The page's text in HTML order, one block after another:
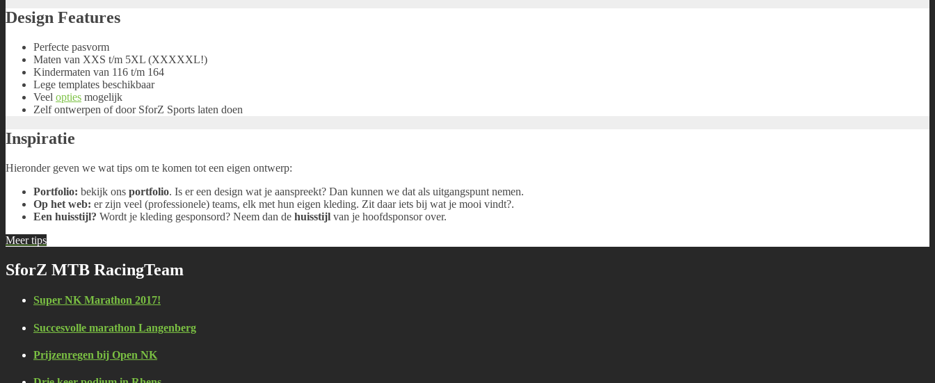
Design Features
Perfecte pasvorm
Maten van XXS t/m 5XL (XXXXXL!)
Kindermaten van 116 t/m 164
Lege templates beschikbaar
Veel opties mogelijk
Zelf ontwerpen of door SforZ Sports laten doen
Inspiratie
Hieronder geven we wat tips om te komen tot een eigen ontwerp:
Portfolio: bekijk ons portfolio. Is er een design wat je aanspreekt? Dan kunnen we dat als uitgangspunt nemen.
Op het web: er zijn veel (professionele) teams, elk met hun eigen kleding. Zit daar iets bij wat je mooi vindt?.
Een huisstijl? Wordt je kleding gesponsord? Neem dan de huisstijl van je hoofdsponsor over.
Meer tips
SforZ MTB RacingTeam
Super NK Marathon 2017!
Succesvolle marathon Langenberg
Prijzenregen bij Open NK